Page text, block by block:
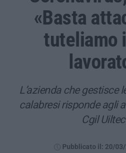
«Basta
tuteliamo
L’azienda che gestisce
calabresi risponde agli
Cgil
Pubblicato il: 20/